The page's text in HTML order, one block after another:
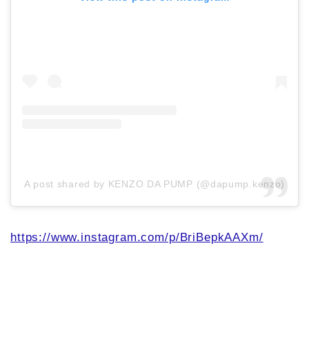
A post shared by KENZO DA PUMP (@dapump.kenzo)
https://www.instagram.com/p/BriBepkAAXm/